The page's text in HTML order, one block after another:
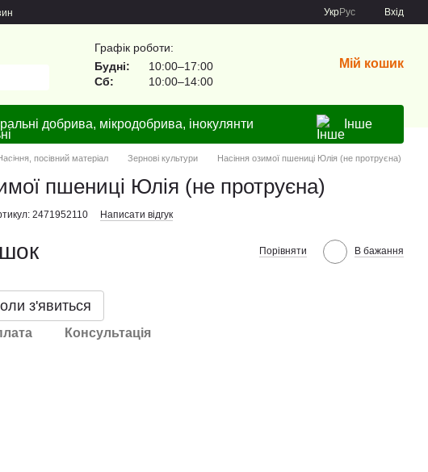
УкрРус Вхід
Графік роботи:
Будні:
10:00–17:00
Сб:
10:00–14:00
Мій кошик
добрива, мікродобрива, інокулянти Інше
посівний матеріал Зернові культури Насіння озимої пшениці Юлія (не протруєна)
пшениці Юлія (не протруєна)
2471952110 Написати відгук
Порівняти В бажання
з'явиться
Консультація